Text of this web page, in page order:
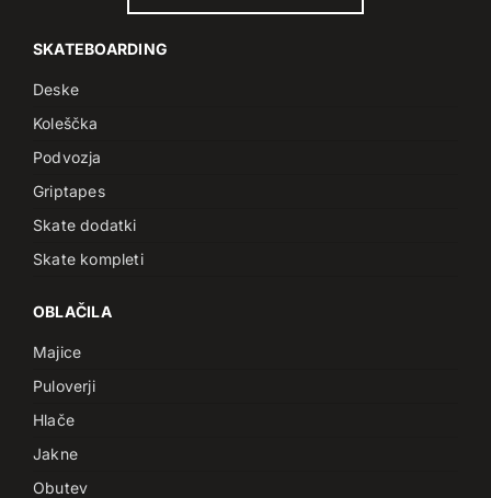
SKATEBOARDING
Deske
Koleščka
Podvozja
Griptapes
Skate dodatki
Skate kompleti
OBLAČILA
Majice
Puloverji
Hlače
Jakne
Obutev